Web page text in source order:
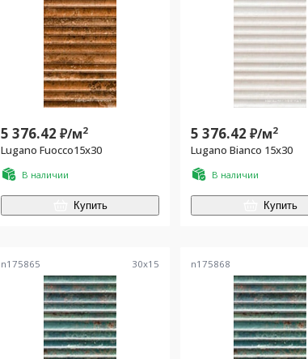
5 376.42 ₽/м2
Lugano Fuocco15x30
В наличии
Купить
5 376.42 ₽/м2
Lugano Bianco 15x30
В наличии
Купить
n175865 30x15 n175868